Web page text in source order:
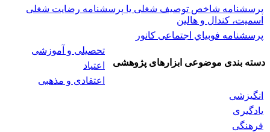
پرسشنامه شاخص توصیف شغلی یا پرسشنامه رضایت شغلی
اسميت، كندال و هالين
پرسشنامه فوبياي اجتماعی کانور
دسته بندی موضوعی ابزارهای پژوهشی
تحصیلی و آموزشی
اعتیاد
اعتقادی و مذهبی
انگیزشی
یادگیری
فرهنگی